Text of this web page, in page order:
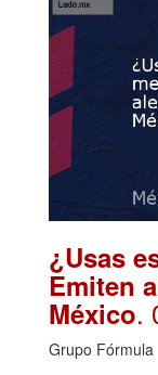
¿Usas
Emiten
México.
Grupo Fórmula